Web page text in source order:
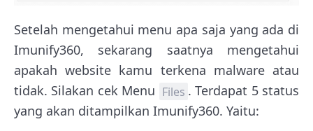
Setelah mengetahui menu apa saja yang ada di
Imunify360, sekarang saatnya mengetahui
apakah website kamu terkena malware atau
tidak. Silakan cek Menu Files . Terdapat 5 status
yang akan ditampilkan Imunify360. Yaitu: